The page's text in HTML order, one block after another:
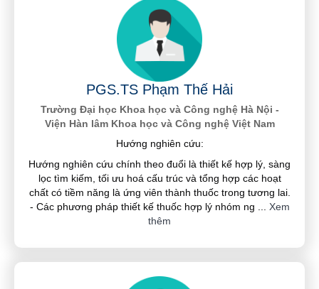
PGS.TS Phạm Thế Hải
Trường Đại học Khoa học và Công nghệ Hà Nội -
Viện Hàn lâm Khoa học và Công nghệ Việt Nam
Hướng nghiên cứu:
Hướng nghiên cứu chính theo đuổi là thiết kế hợp lý, sàng
lọc tìm kiếm, tối ưu hoá cấu trúc và tổng hợp các hoạt
chất có tiềm năng là ứng viên thành thuốc trong tương lai.
- Các phương pháp thiết kế thuốc hợp lý nhóm ng
Xem
thêm